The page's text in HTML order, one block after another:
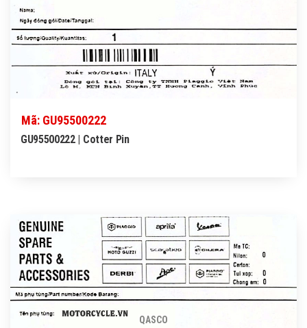
Mã: GU95500222
GU95500222 | Cotter Pin
QASCO